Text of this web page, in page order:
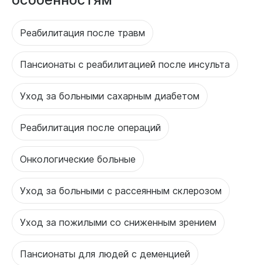
Реабилитация после травм
Пансионаты с реабилитацией после инсульта
Уход за больными сахарным диабетом
Реабилитация после операций
Онкологические больные
Уход за больными с рассеянным склерозом
Уход за пожилыми со сниженным зрением
Пансионаты для людей с деменцией